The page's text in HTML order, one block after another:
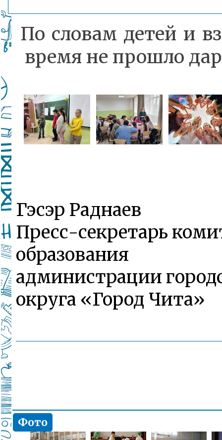
По словам детей и
время не прошло
Гэсэр Раднаев
Пресс-секретарь
образования
администрации
округа «Город Чита»
Фото